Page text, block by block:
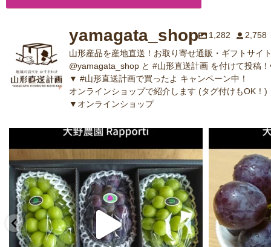
yamagata_shop 1,282
2,758
山形産品を産地直送！お取り寄せ通販・ギフトサイ
@yamagata_shop と #山形直送計画 を付けて投稿
▼ #山形直送計画で買ったよ キャンペーン中！
オンラインショップで紹介します (タグ付けもOK！)
▼オンラインショップ